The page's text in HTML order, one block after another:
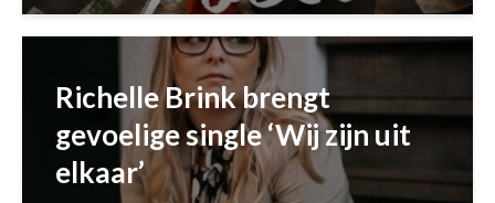
Richelle Brink brengt
gevoelige single ‘Wij zijn uit
elkaar’